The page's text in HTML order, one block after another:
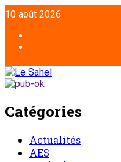
10 août 2026
Catégories
Actualités
AES